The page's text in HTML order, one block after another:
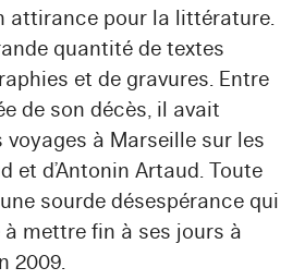
attirance pour la littérature.
quantité de textes
et de gravures. Entre
de son décès, il avait
à Marseille sur les
et d’Antonin Artaud. Toute
sourde désespérance qui
mettre fin à ses jours à
2009.